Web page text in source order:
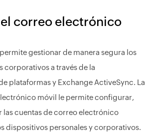
correo electrónico
gestionar de manera segura los
corporativos a través de la
plataformas y Exchange ActiveSync. La
móvil le permite configurar,
las cuentas de correo electrónico
dispositivos personales y corporativos.